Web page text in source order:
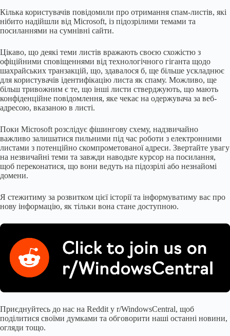
Кілька користувачів повідомили про отримання спам-листів, які
нібито надійшли від Microsoft, із підозрілими темами та
посиланнями на сумнівні сайти.
Цікаво, що деякі теми листів вражають своєю схожістю з
офіційними сповіщеннями від технологічного гіганта щодо
шахрайських транзакцій, що, здавалося б, ще більше ускладнює
для користувачів ідентифікацію листа як спаму. Можливо, ще
більш тривожним є те, що інші листи стверджують, що мають
конфіденційне повідомлення, яке чекає на одержувача за веб-
адресою, вказаною в листі.
Поки Microsoft розслідує фішингову схему, надзвичайно
важливо залишатися пильними під час роботи з електронними
листами з потенційно скомпрометованої адреси. Звертайте увагу
на незвичайні теми та завжди наводьте курсор на посилання,
щоб переконатися, що вони ведуть на підозрілі або незнайомі
домени.
Я стежитиму за розвитком цієї історії та інформуватиму вас про
нову інформацію, як тільки вона стане доступною.
Приєднуйтесь до нас на Reddit у r/WindowsCentral, щоб
поділитися своїми думками та обговорити наші останні новини,
огляди тощо.